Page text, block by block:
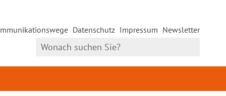
Datenschutz Impressum Newsletter